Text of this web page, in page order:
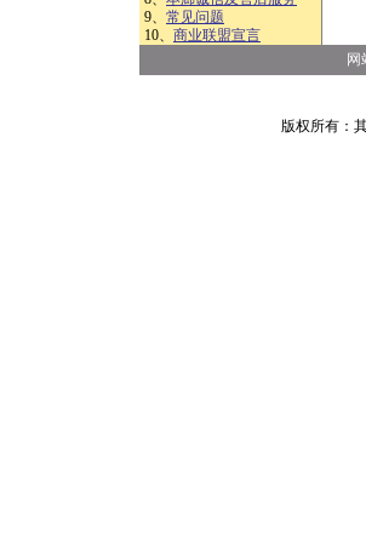
9、 常见问题
10、 商业联盟宣言
网
版权所有：